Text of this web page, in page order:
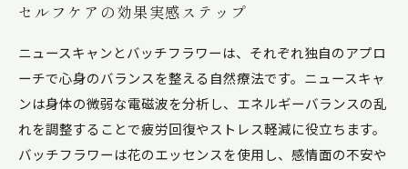
セルフケアの効果実感ステップ
ニュースキャンとバッチフラワーは、それぞれ独自のアプロ
ーチで心身のバランスを整える自然療法です。ニュースキャ
ンは身体の微弱な電磁波を分析し、エネルギーバランスの乱
れを調整することで疲労回復やストレス軽減に役立ちます。
バッチフラワーは花のエッセンスを使用し、感情面の不安や